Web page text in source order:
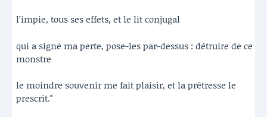
l’impie, tous ses effets, et le lit conjugal
qui a signé ma perte, pose-les par-dessus : détruire de ce
monstre
le moindre souvenir me fait plaisir, et la prêtresse le
prescrit."